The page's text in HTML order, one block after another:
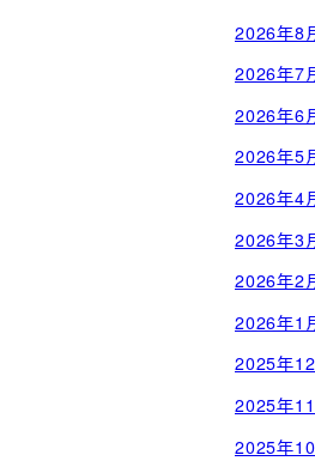
2026年8
2026年7
2026年6
2026年5
2026年4
2026年3
2026年2
2026年1
2025年
2025年
2025年